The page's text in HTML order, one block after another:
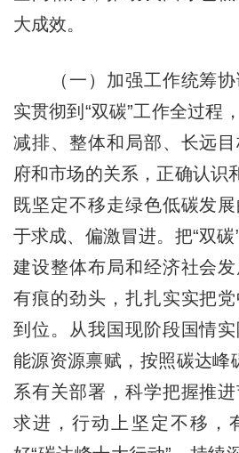
大成效。
（一）加强工作统筹协
实贯彻到“双碳”工作全过程
减排、整体和局部、长远
府和市场的关系，正确认识
既坚定不移走绿色低碳发
于求成、偏激冒进。把“双
建设整体布局和经济社会
有痕的劲头，扎扎实实把
到位。从我国现阶段国情
能源资源禀赋，按照碳达峰
系有关部署，科学把握推
求进，行动上坚定不移，